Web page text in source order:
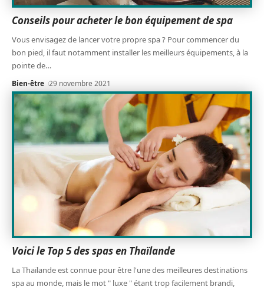
Conseils pour acheter le bon équipement de spa
Vous envisagez de lancer votre propre spa ? Pour commencer du
bon pied, il faut notamment installer les meilleurs équipements, à la
pointe de…
Bien-être 29 novembre 2021
Voici le Top 5 des spas en Thaïlande
La Thaïlande est connue pour être l'une des meilleures destinations
spa au monde, mais le mot " luxe " étant trop facilement brandi,